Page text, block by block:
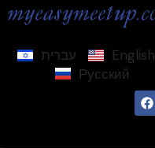
עברית
English
Русский